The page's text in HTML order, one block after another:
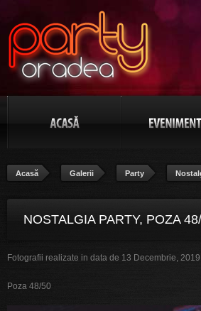
Acasă Galerii Party
NOSTALGIA PARTY, POZA
Fotografii realizate in data de 13 Decembrie, 2019
Poza 48/50